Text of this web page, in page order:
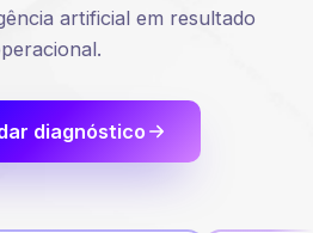
artificial em resultado
diagnóstico